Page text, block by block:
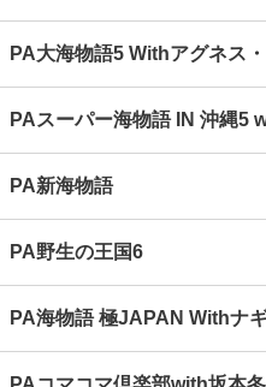
PA大海物語5 Withアグネス
PAスーパー海物語 IN 沖縄5
PA新海物語
PA野生の王国6
PA海物語 極JAPAN Withナ